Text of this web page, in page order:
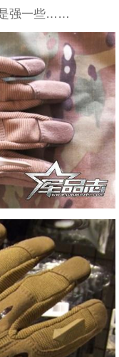
是强一些……